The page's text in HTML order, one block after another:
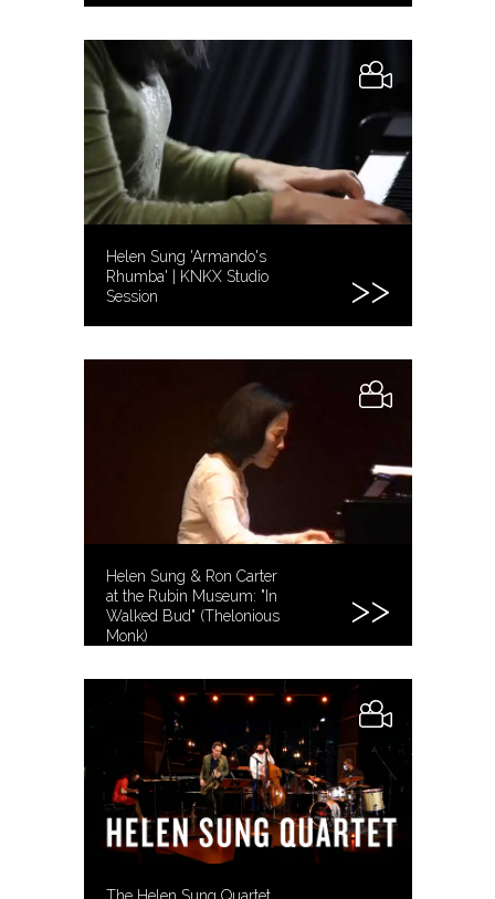
Helen Sung 'Armando's
Rhumba' | KNKX Studio
Session
Helen Sung & Ron Carter
at the Rubin Museum: "In
Walked Bud" (Thelonious
Monk)
The Helen Sung Quartet